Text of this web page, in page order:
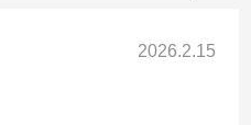
2026.2.15